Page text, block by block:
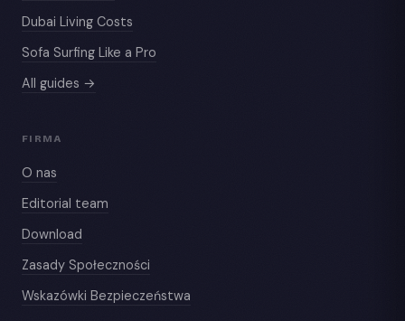
Dubai Living Costs
Sofa Surfing Like a Pro
All guides →
FIRMA
O nas
Editorial team
Download
Zasady Społeczności
Wskazówki Bezpieczeństwa